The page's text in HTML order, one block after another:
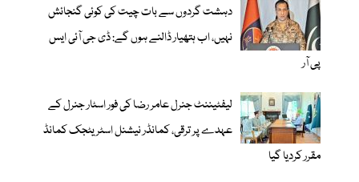
دہشت گردوں سے بات چیت کی کوئی گنجائش
نہیں، اب ہتھیار ڈالنے ہوں گے: ڈی جی آئی ایس
پی آر
لیفٹیننٹ جنرل عامر رضا کی فور اسٹار جنرل کے
عہدے پر ترقی، کمانڈر نیشنل اسٹریٹجک کمانڈ
مقرر کردیا گیا